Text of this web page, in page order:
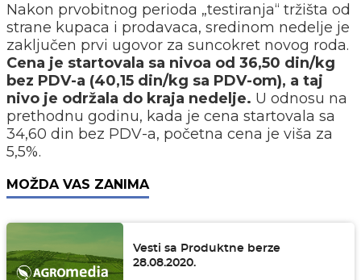
Nakon prvobitnog perioda „testiranja“ tržišta od
strane kupaca i prodavaca, sredinom nedelje je
zaključen prvi ugovor za suncokret novog roda.
Cena je startovala sa nivoa od 36,50 din/kg
bez PDV-a (40,15 din/kg sa PDV-om), a taj
nivo je održala do kraja nedelje. U odnosu na
prethodnu godinu, kada je cena startovala sa
34,60 din bez PDV-a, početna cena je viša za
5,5%.
MOŽDA VAS ZANIMA
Vesti sa Produktne berze
28.08.2020.